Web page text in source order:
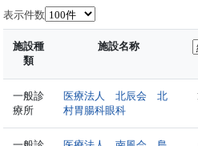
表示件数
施設種
類
施設名称
一般診
療所
医療法人 北辰会 北
村胃腸科眼科